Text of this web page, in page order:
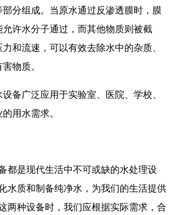
分组成。当原水通过反渗透膜时，膜
许水分子通过，而其他物质则被截
和流速，可以有效去除水中的杂质、
物质。
备广泛应用于实验室、医院、学校、
用水需求。
都是现代生活中不可或缺的水处理设
水质和制备纯净水，为我们的生活提供
两种设备时，我们应根据实际需求，合